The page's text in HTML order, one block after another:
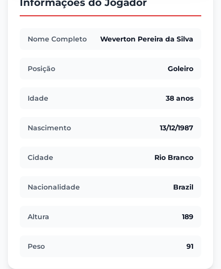
Informações do Jogador
Nome Completo Weverton Pereira da Silva
Posição Goleiro
Idade 38 anos
Nascimento 13/12/1987
Cidade Rio Branco
Nacionalidade Brazil
Altura 189
Peso 91